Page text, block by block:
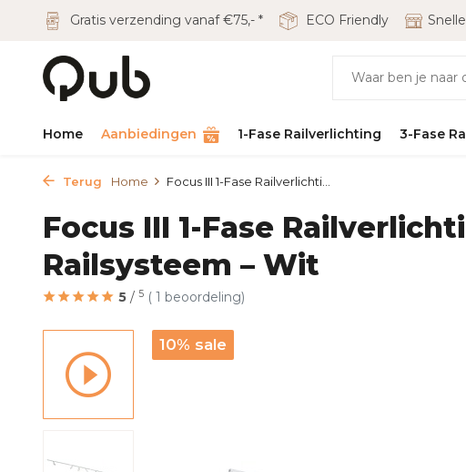
Gratis verzending vanaf €75,- * ECO Friendly
Home Aanbiedingen 1-Fase Railverlichting 3-Fase
Terug Home Focus III 1-Fase Railverlichti...
Focus III 1-Fase
Railsysteem – Wit
5 / 5 ( 1 beoordeling)
10% sale